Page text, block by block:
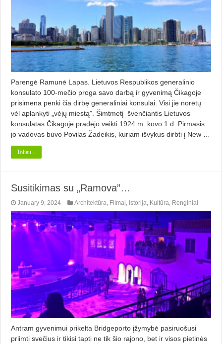
Parengė Ramunė Lapas. Lietuvos Respublikos generalinio
konsulato 100-mečio proga savo darbą ir gyvenimą Čikagoje
prisimena penki čia dirbę generaliniai konsulai. Visi jie norėtų
vėl aplankyti „vėjų miestą”. Šimtmetį švenčiantis Lietuvos
konsulatas Čikagoje pradėjo veikti 1924 m. kovo 1 d. Pirmasis
jo vadovas buvo Povilas Žadeikis, kuriam išvy­kus dirbti į New …
Toliau...
Susitikimas su „Ramova”…
January 9, 2024 Architektūra Filmai Istorija Kultūra Renginiai
Antram gyvenimui prikelta Bridgeporto įžymybė pasiruošusi
priimti svečius ir tikisi tapti ne tik šio rajono, bet ir visos pietinės